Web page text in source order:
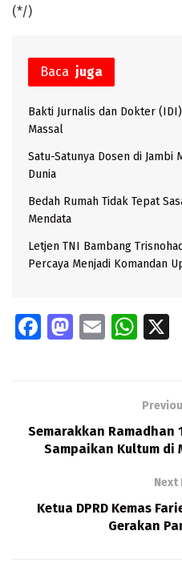
(*/)
Baca juga
Bakti Jurnalis dan Dokter
Massal
Satu-Satunya Dosen di Jambi
Dunia
Bedah Rumah Tidak Tepat
Mendata
Letjen TNI Bambang
Percaya Menjadi Komandan
Fa
o
k
M
o
n
E
W
s
A
p
Semarakkan Ramadhan
Sampaikan Kultum di
Next
Ketua DPRD Kemas
Gerakan